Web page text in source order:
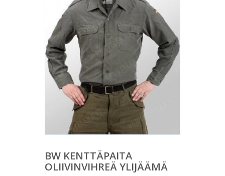
BW KENTTÄPAITA
OLIIVINVIHREÄ YLIJÄÄMÄ